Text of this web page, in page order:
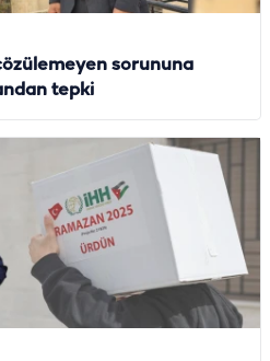
çözülemeyen sorununa
tepki